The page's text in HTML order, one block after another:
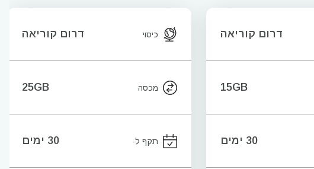
דרום קוריאה
15GB
30 ימים
כיסוי דרום קוריאה
מכסה 25GB
תקף ל- 30 ימים